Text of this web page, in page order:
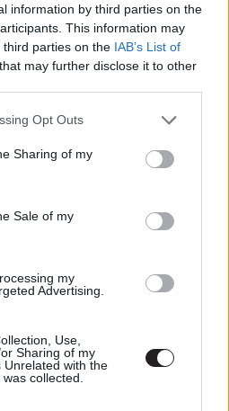
information by third parties on the
This information may
parties on the IAB’s List of
that may further disclose it to other
app uses one or more Google
behaviour. You may click to
and its third-party tags to
purposes in below Google
Opt Outs
Sharing of my
Sale of my
my
Advertising.
Use,
Sharing of my
Unrelated with the
collected.
Múzeum és
az amerikai IGN-nek adott
kíváncsi vagyok, hogyan
lecsapódni a film modern
a prológus valósághűbb,
is vonultat fel
lesz látni, hogyan oldják
tudományos pontosság és a
ábrázolása között.
ugyebár a két lábon járó
általában csupaszon
Talán azért, mert